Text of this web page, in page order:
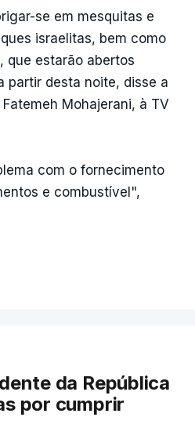
se em mesquitas e
israelitas, bem como
que estarão abertos
partir desta noite, disse a
Mohajerani, à TV
com o fornecimento
e combustível",
da República
por cumprir